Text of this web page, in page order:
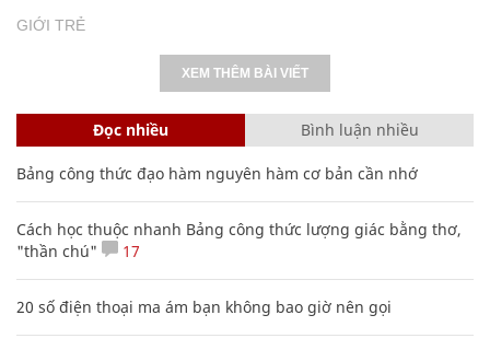
GIỚI TRẺ
XEM THÊM BÀI VIẾT
Đọc nhiều Bình luận nhiều
Bảng công thức đạo hàm nguyên hàm cơ bản cần nhớ
Cách học thuộc nhanh Bảng công thức lượng giác bằng thơ,
"thần chú"
17
20 số điện thoại ma ám bạn không bao giờ nên gọi